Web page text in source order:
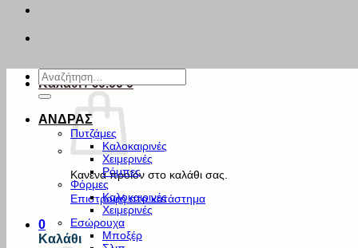
Καλάθι /€0.00 0
Κανένα προϊόν στο καλάθι σας.
Επιστροφή στο κατάστημα
0
Καλάθι
Αναζήτηση
για:
ΑΝΔΡΑΣ
Πυτζάμες
Καλοκαιρινές
Χειμερινές
Ρόμπες
Φόρμες
Καλοκαιρινές
Χειμερινές
Εσώρουχα
Μποξέρ